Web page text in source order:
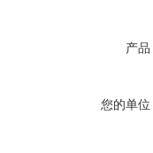
产品
您的单位